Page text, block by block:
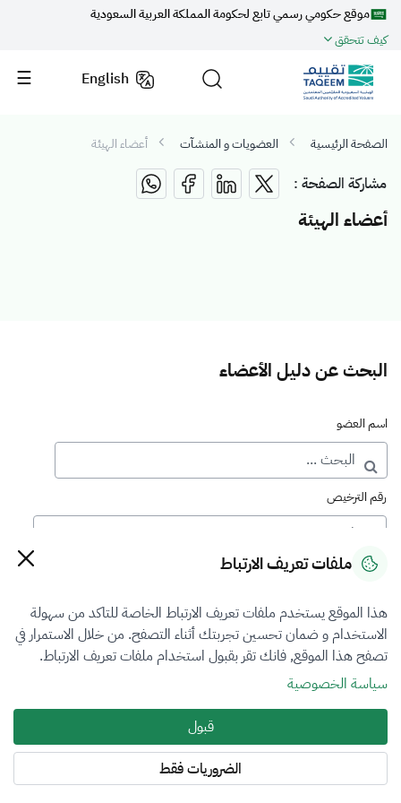
موقع حكومي رسمي تابع لحكومة المملكة العربية السعودية
كيف تتحقق
English
الصفحة الرئيسية العضويات و المنشآت أعضاء الهيئة
مشاركة الصفحة :
أعضاء الهيئة
البحث عن دليل الأعضاء
اسم العضو
رقم الترخيص
رقم العضوية
فرع التقييم
الكل
نوع العضوية
الكل
المنطقة
ملفات تعريف الارتباط
هذا الموقع يستخدم ملفات تعريف الارتباط الخاصة للتاكد من سهولة
الاستخدام و ضمان تحسين تجربتك أثناء التصفح. من خلال الاستمرار في
تصفح هذا الموقع, فانك تقر بقبول استخدام ملفات تعريف الارتباط.
سياسة الخصوصية
قبول
الضروريات فقط